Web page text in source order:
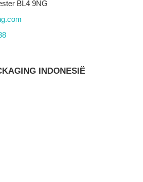
BL4 9NG
INDONESIË